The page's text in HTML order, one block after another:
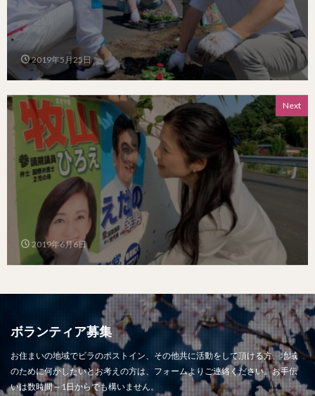
2019年5月25日
Next
2019年6月6日
ボランティア募集
お住まいの地域でビラのポストイン、その他共に活動をして頂ける方、地域
のために何かしたいとお考えの方は、フォームよりご連絡ください。お手伝
いは数時間～1日からでも構いません。